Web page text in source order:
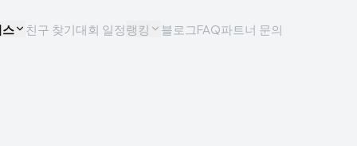
친구 찾기대회 일정랭킹 블로그FAQ파트너 문의